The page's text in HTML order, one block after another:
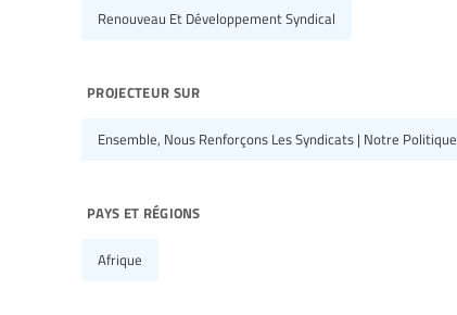
Renouveau Et Développement Syndical
projecteur sur
Ensemble, Nous Renforçons Les Syndicats | Notre Politique
pays et régions
Afrique